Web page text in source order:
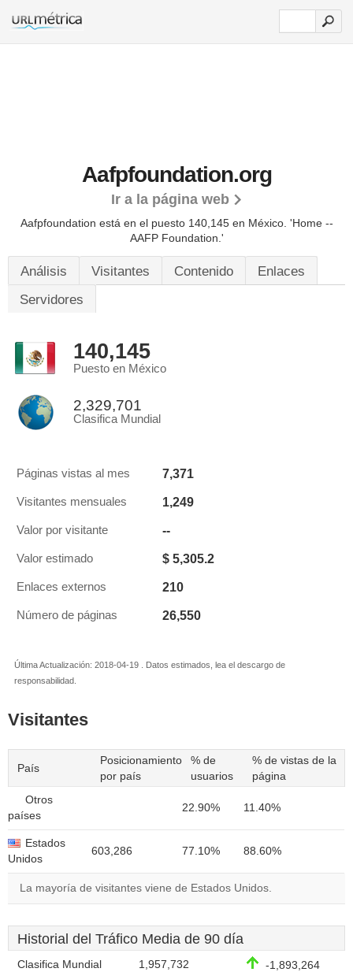
Aafpfoundation.org
Ir a la página web
Aafpfoundation está en el puesto 140,145 en México. 'Home --
AAFP Foundation.'
Análisis Visitantes Contenido
Enlaces
Servidores
140,145
Puesto en México
2,329,701
Clasifica Mundial
Páginas vistas al mes 7,371
Visitantes mensuales 1,249
Valor por visitante --
Valor estimado $ 5,305.2
Enlaces externos 210
Número de páginas 26,550
Última Actualización: 2018-04-19 . Datos estimados, lea el descargo de
responsabilidad.
Visitantes
País
Posicionamiento
por país
% de
usuarios
% de vistas de la
página
Otros
países
22.90% 11.40%
Estados
Unidos
603,286 77.10% 88.60%
La mayoría de visitantes viene de Estados Unidos.
Historial del Tráfico Media de 90 día
Clasifica Mundial 1,957,732 -1,893,264